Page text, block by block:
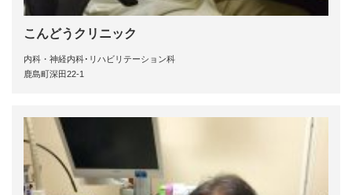
こんどうクリニック
内科・神経内科･リハビリテーション科
鹿島町深田22-1